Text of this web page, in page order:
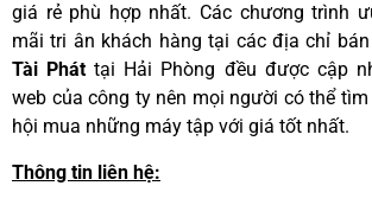
giá rẻ phù hợp nhất. Các chương trình
mãi tri ân khách hàng tại các địa chỉ
Tài Phát tại Hải Phòng đều được cập
web của công ty nên mọi người có thể
hội mua những máy tập với giá tốt nhất.
Thông tin liên hệ: